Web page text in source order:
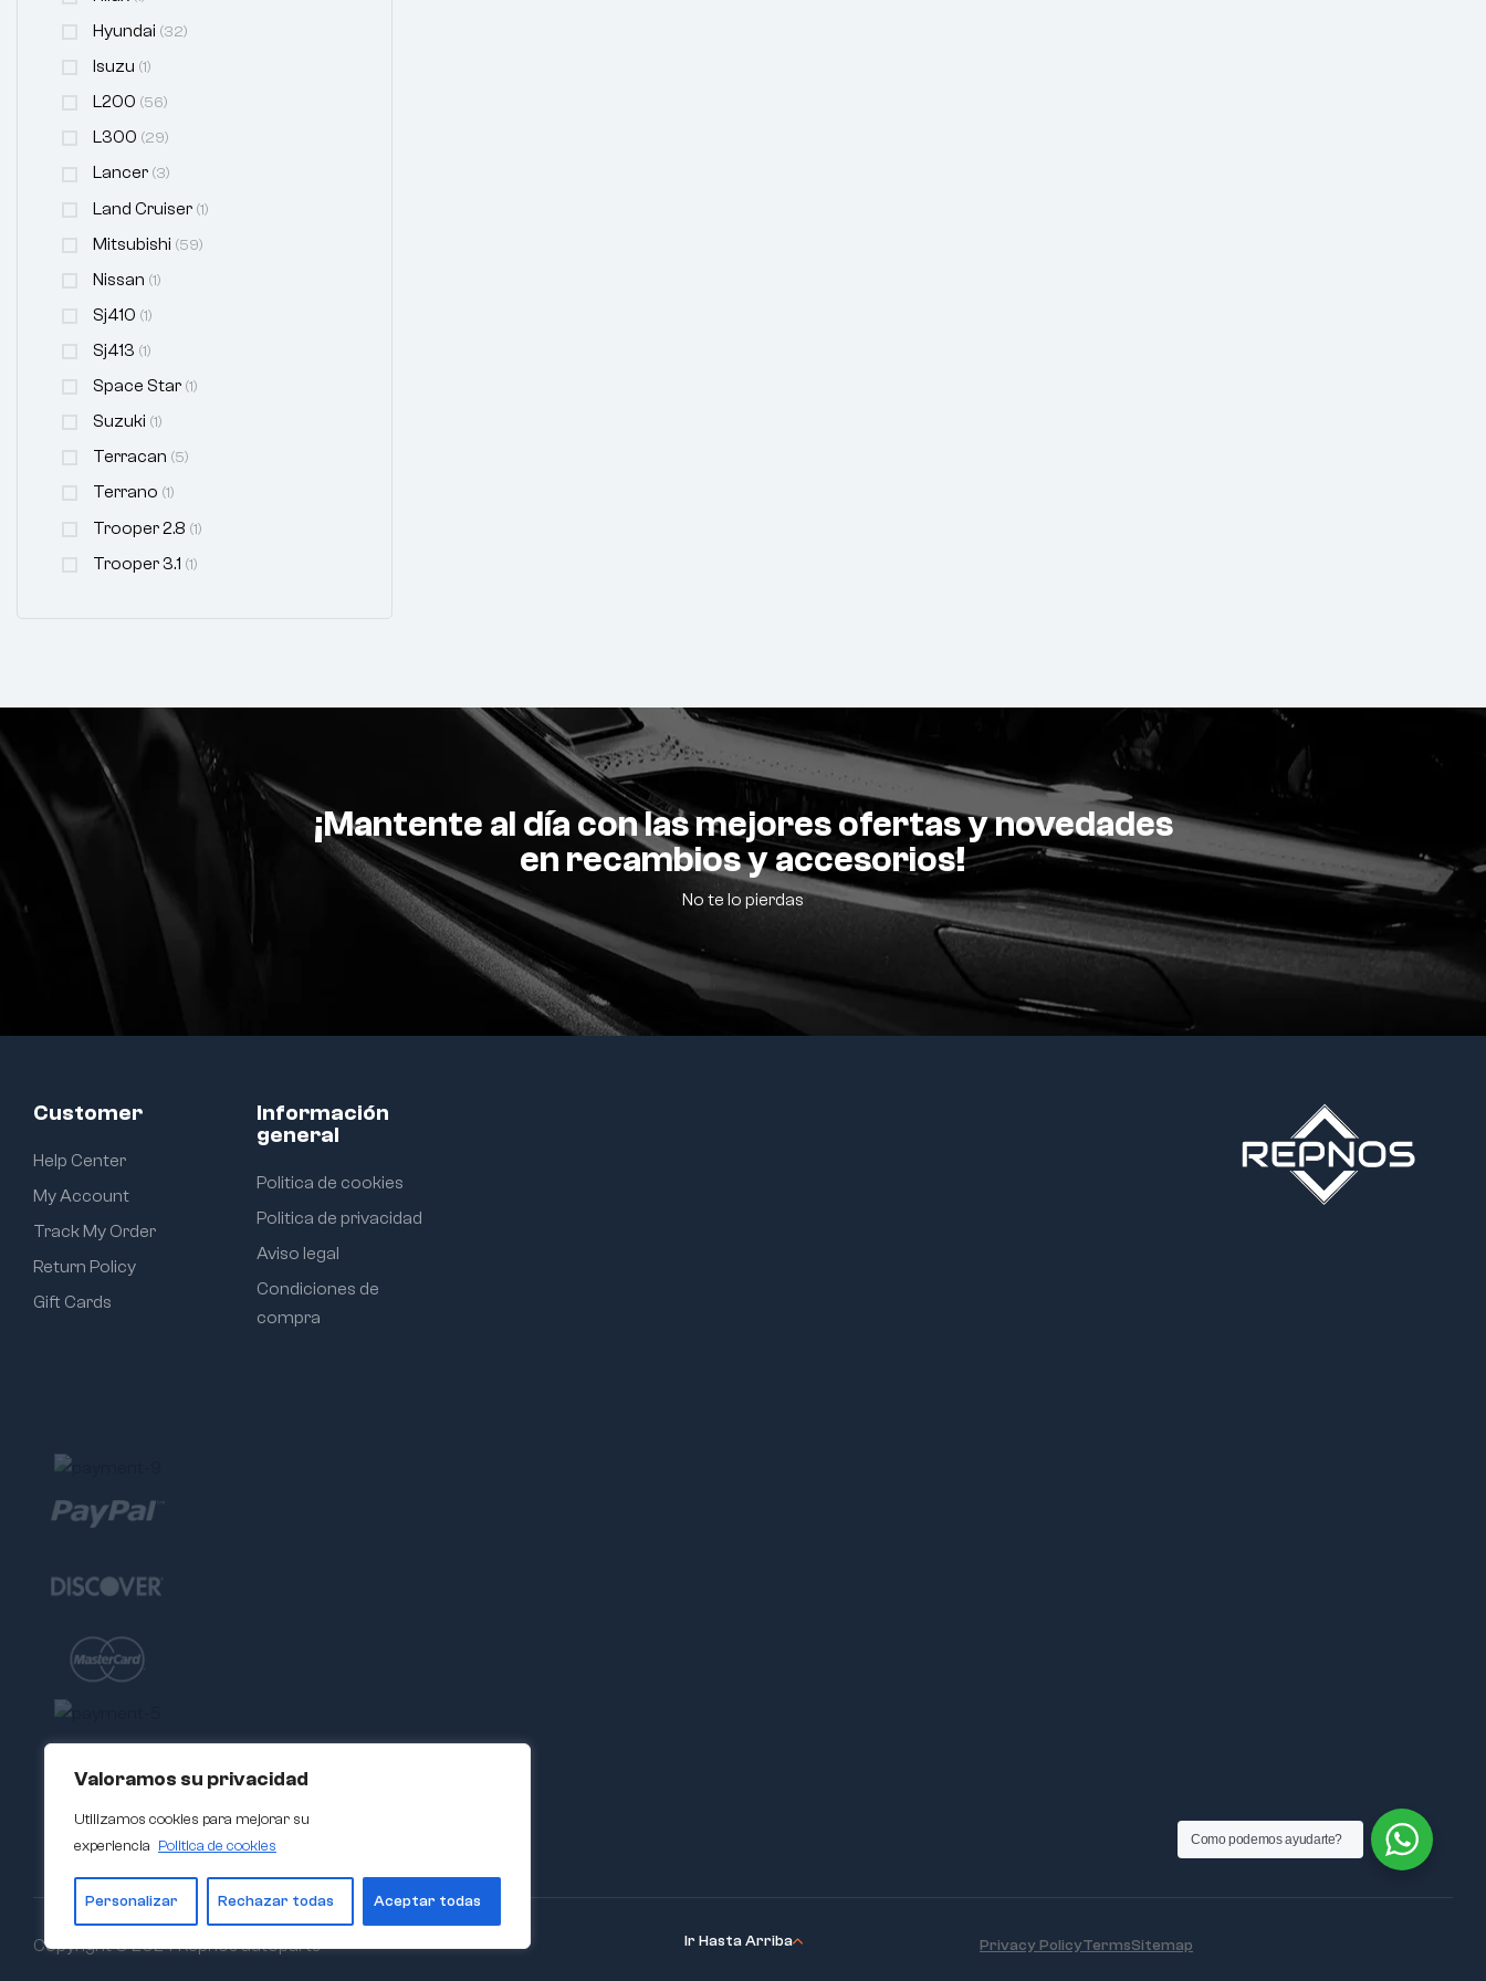
Valoramos su privacidad
Utilizamos cookies para mejorar su
experiencia Politica de cookies
Personalizar Rechazar todas Aceptar todas
Hyundai (32)
Isuzu (1)
L200 (56)
L300 (29)
Lancer (3)
Land Cruiser (1)
Mitsubishi (59)
Nissan (1)
Sj410 (1)
Sj413 (1)
Space Star (1)
Suzuki (1)
Terracan (5)
Terrano (1)
Trooper 2.8 (1)
Trooper 3.1 (1)
¡Mantente al día con las mejores ofertas y novedades
en recambios y accesorios!
No te lo pierdas
Customer
Help Center
My Account
Track My Order
Return Policy
Gift Cards
Información
general
Politica de cookies
Politica de privacidad
Aviso legal
Condiciones de
compra
Copyright © 2024 Repnos autoparts Ir Hasta Arriba Privacy PolicyTermsSitemap
Como podemos ayudarte?